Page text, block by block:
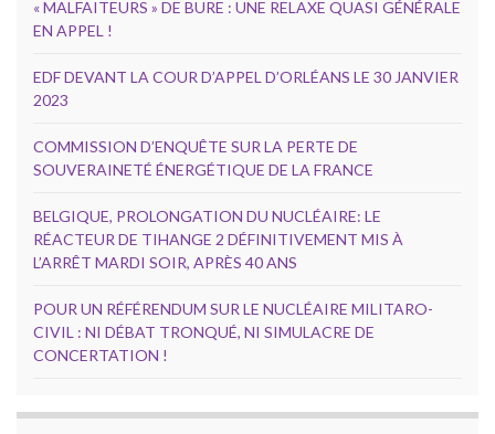
« MALFAITEURS » DE BURE : UNE RELAXE QUASI GÉNÉRALE
EN APPEL !
EDF DEVANT LA COUR D’APPEL D’ORLÉANS LE 30 JANVIER
2023
COMMISSION D’ENQUÊTE SUR LA PERTE DE
SOUVERAINETÉ ÉNERGÉTIQUE DE LA FRANCE
BELGIQUE, PROLONGATION DU NUCLÉAIRE: LE
RÉACTEUR DE TIHANGE 2 DÉFINITIVEMENT MIS À
L’ARRÊT MARDI SOIR, APRÈS 40 ANS
POUR UN RÉFÉRENDUM SUR LE NUCLÉAIRE MILITARO-
CIVIL : NI DÉBAT TRONQUÉ, NI SIMULACRE DE
CONCERTATION !